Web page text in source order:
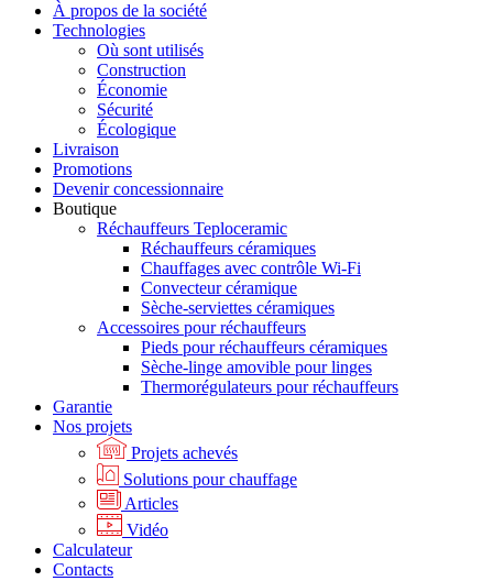
À propos de la société
Technologies
Où sont utilisés
Construction
Économie
Sécurité
Écologique
Livraison
Promotions
Devenir concessionnaire
Boutique
Réchauffeurs Teploceramic
Réchauffeurs céramiques
Chauffages avec contrôle Wi-Fi
Convecteur céramique
Sèche-serviettes céramiques
Accessoires pour réchauffeurs
Pieds pour réchauffeurs céramiques
Sèche-linge amovible pour linges
Thermorégulateurs pour réchauffeurs
Garantie
Nos projets
Projets achevés
Solutions pour chauffage
Articles
Vidéo
Calculateur
Contacts